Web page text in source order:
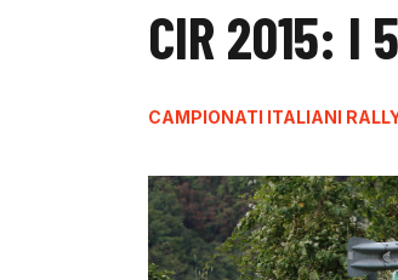
CIR 2015: I
CAMPIONATI ITALIANI